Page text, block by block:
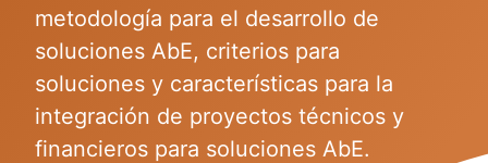
metodología para el desarrollo de
soluciones AbE, criterios para
soluciones y características para la
integración de proyectos técnicos y
financieros para soluciones AbE.